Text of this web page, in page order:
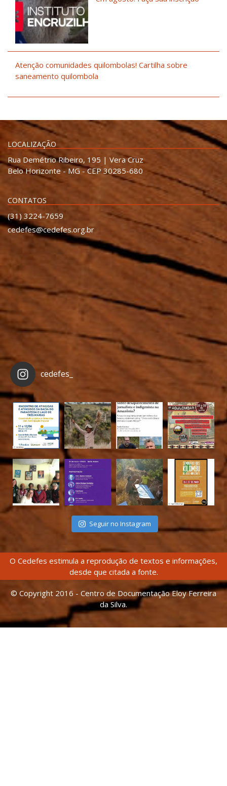
Atenção comunidades quilombolas! Cartilha sobre
saneamento quilombola
LOCALIZAÇÃO
Rua Demétrio Ribeiro, 195 | Vera Cruz
Belo Horizonte - MG - CEP 30285-680
CONTATOS
(31) 3224-7659
cedefes@cedefes.org.br
cedefes_
Seguir no Instagram
O Cedefes estimula a reprodução de textos e informações,
desde que citada a fonte.
© Copyright 2016 - Centro de Documentação Eloy Ferreira
da Silva.